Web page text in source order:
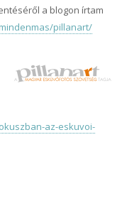
a blogon írtam
pillanart/
az-eskuvoi-